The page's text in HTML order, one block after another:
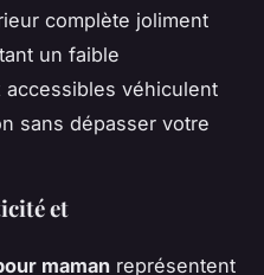
complète joliment
un faible
véhiculent
sans dépasser votre
et
maman représentent